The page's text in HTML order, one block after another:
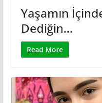
Yaşamın
Dediğin…
Read More